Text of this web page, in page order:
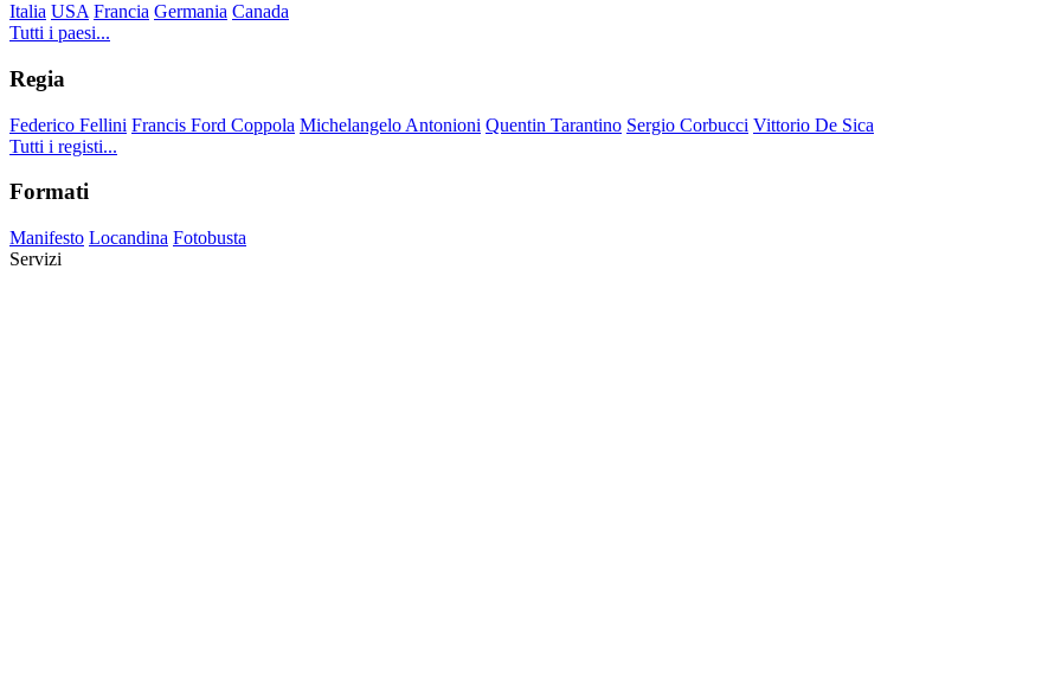
Italia USA Francia Germania Canada
Tutti i paesi...
Regia
Federico Fellini Francis Ford Coppola Michelangelo Antonioni Quentin Tarantino Sergio Corbucci Vittorio De Sica
Tutti i registi...
Formati
Manifesto Locandina Fotobusta
Servizi